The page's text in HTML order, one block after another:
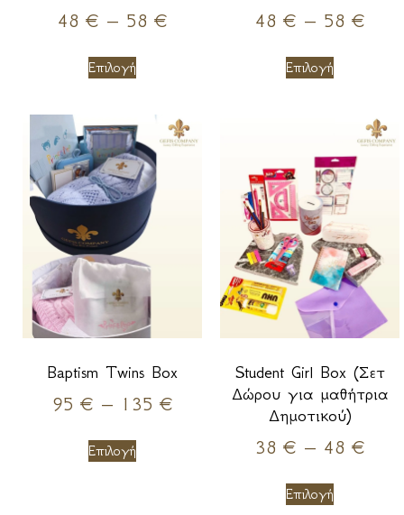
48 € – 58 €
Επιλογή
48 € – 58 €
Επιλογή
Baptism Twins Box
95 € – 135 €
Επιλογή
Student Girl Box (Σετ
Δώρου για μαθήτρια
Δημοτικού)
38 € – 48 €
Επιλογή